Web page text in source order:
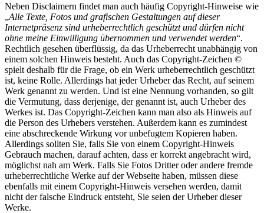
Neben Disclaimern findet man auch häufig Copyright-Hinweise wie
„Alle Texte, Fotos und grafischen Gestaltungen auf dieser
Internetpräsenz sind urheberrechtlich geschützt und dürfen nicht
ohne meine Einwilligung übernommen und verwendet werden“.
Rechtlich gesehen überflüssig, da das Urheberrecht unabhängig von
einem solchen Hinweis besteht. Auch das Copyright-Zeichen ©
spielt deshalb für die Frage, ob ein Werk urheberrechtlich geschützt
ist, keine Rolle. Allerdings hat jeder Urheber das Recht, auf seinem
Werk genannt zu werden. Und ist eine Nennung vorhanden, so gilt
die Vermutung, dass derjenige, der genannt ist, auch Urheber des
Werkes ist. Das Copyright-Zeichen kann man also als Hinweis auf
die Person des Urhebers verstehen. Außerdem kann es zumindest
eine abschreckende Wirkung vor unbefugtem Kopieren haben.
Allerdings sollten Sie, falls Sie von einem Copyright-Hinweis
Gebrauch machen, darauf achten, dass er korrekt angebracht wird,
möglichst nah am Werk. Falls Sie Fotos Dritter oder andere fremde
urheberrechtliche Werke auf der Webseite haben, müssen diese
ebenfalls mit einem Copyright-Hinweis versehen werden, damit
nicht der falsche Eindruck entsteht, Sie seien der Urheber dieser
Werke.